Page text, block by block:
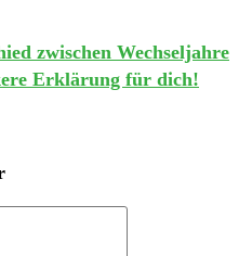
zwischen Wechseljahre
Erklärung für dich!